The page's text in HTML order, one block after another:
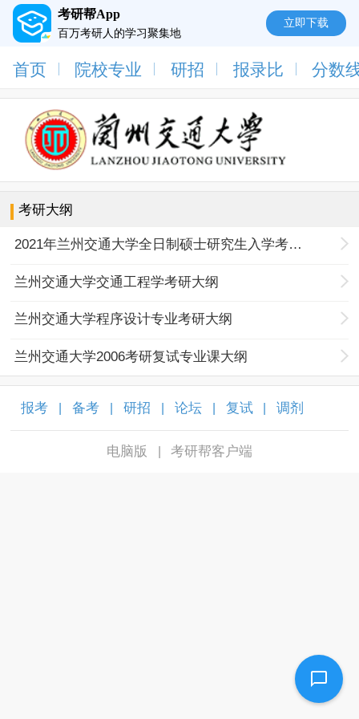
考研帮App
百万考研人的学习聚集地
立即下载
首页 院校专业 研招 报录比 分数
考研大纲
2021年兰州交通大学全日制硕士研究生入学考试专业课考试大纲（电路基础）
兰州交通大学交通工程学考研大纲
兰州交通大学程序设计专业考研大纲
兰州交通大学2006考研复试专业课大纲
报考 备考 研招 论坛 复试 调剂
电脑版 考研帮客户端